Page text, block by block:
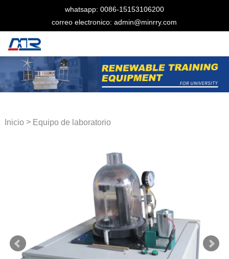
whatsapp: 0086-15153106200
correo electronico: admin@minrry.com
Inicio> Equipo de laboratorio